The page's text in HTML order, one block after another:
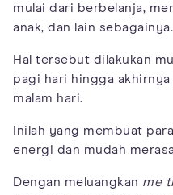
mulai dari berbelanja,
anak, dan lain sebagainya.
Hal tersebut dilakukan
pagi hari hingga
malam hari.
Inilah yang membuat
energi dan mudah
Dengan meluangkan me